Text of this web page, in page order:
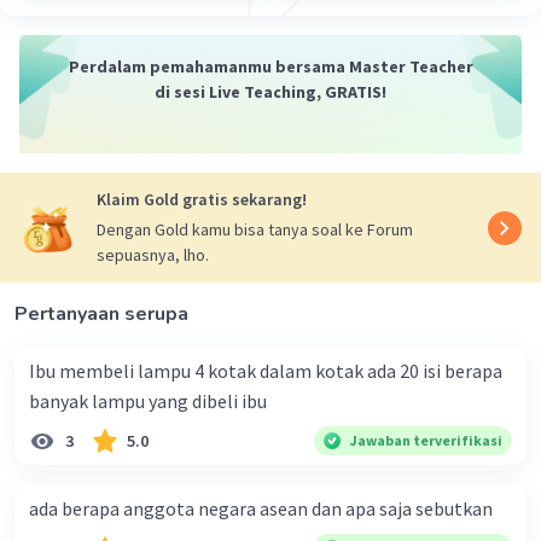
merupakan salah satu galaksi yang memiliki berbagai
benda angkasa di dalamnya dan bergerak dengan
Galaksi Andromeda
Merupakan galaksi besar dengan garis tengah hampir
200 ribu tahun cahaya. Andromeda sendiri memiliki
massa 300 hingga 400 biliun kali masa matahari.
Bimasakti yakni berbentuk spiral. Jaraknya sekitar 2,5
juta tahun cahaya. Ukuran Andromeda bisa terlihat
seperti bulan dan memiliki ukuran lebih dari 7 kali
diameter sudut bulan. Galaksi ini berisi 1 triliun bintang
Galaksi Magellan
Perdalam pemahamanmu bersama Master Teacher
di sesi Live Teaching, GRATIS!
Klaim Gold gratis sekarang!
Dengan Gold kamu bisa tanya soal ke Forum
sepuasnya, lho.
Pertanyaan serupa
Ibu membeli lampu 4 kotak dalam kotak ada 20 isi berapa
banyak lampu yang dibeli ibu
3 5.0 Jawaban terverifikasi
ada berapa anggota negara asean dan apa saja sebutkan